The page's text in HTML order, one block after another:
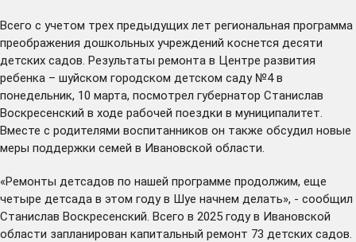
Всего с учетом трех предыдущих лет региональная программа
преображения дошкольных учреждений коснется десяти
детских садов. Результаты ремонта в Центре развития
ребенка – шуйском городском детском саду №4 в
понедельник, 10 марта, посмотрел губернатор Станислав
Воскресенский в ходе рабочей поездки в муниципалитет.
Вместе с родителями воспитанников он также обсудил новые
меры поддержки семей в Ивановской области.
«Ремонты детсадов по нашей программе продолжим, еще
четыре детсада в этом году в Шуе начнем делать», - сообщил
Станислав Воскресенский. Всего в 2025 году в Ивановской
области запланирован капитальный ремонт 73 детских садов.